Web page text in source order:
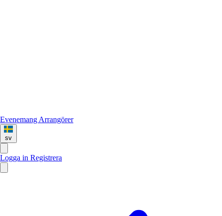
Evenemang Arrangörer
sv
Logga in Registrera